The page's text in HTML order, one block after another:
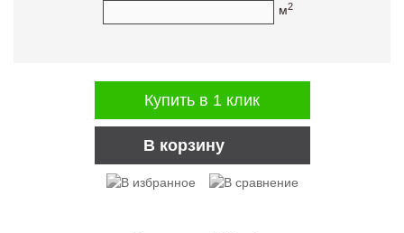
м2
В корзину
Купить в 1 клик